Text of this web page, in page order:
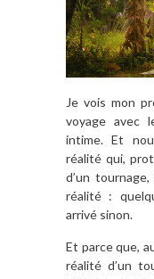
Je vois mon
voyage avec
intime. Et
réalité qui,
d’un
réalité :
arrivé sinon.
Et parce que,
réalité d’un